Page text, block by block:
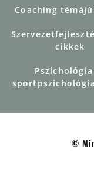
Coaching
cikkek
Pszichológia
©